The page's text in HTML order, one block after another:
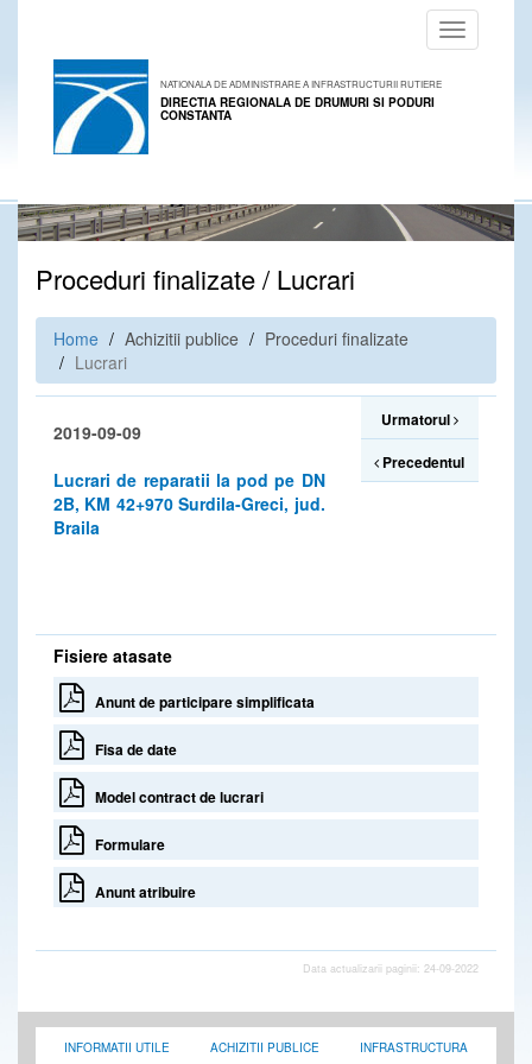
Toggle
navigation
NATIONALA DE ADMINISTRARE A INFRASTRUCTURII RUTIERE
DIRECTIA REGIONALA DE DRUMURI SI PODURI
CONSTANTA
Proceduri finalizate / Lucrari
Home Achizitii publice
Proceduri finalizate
Lucrari
2019-09-09
Lucrari de reparatii la pod pe DN
2B, KM 42+970 Surdila-Greci, jud.
Braila
Urmatorul
Precedentul
Fisiere atasate
Anunt de participare simplificata
Fisa de date
Model contract de lucrari
Formulare
Anunt atribuire
Data actualizarii paginii: 24-09-2022
INFORMATII UTILE ACHIZITII PUBLICE INFRASTRUCTURA